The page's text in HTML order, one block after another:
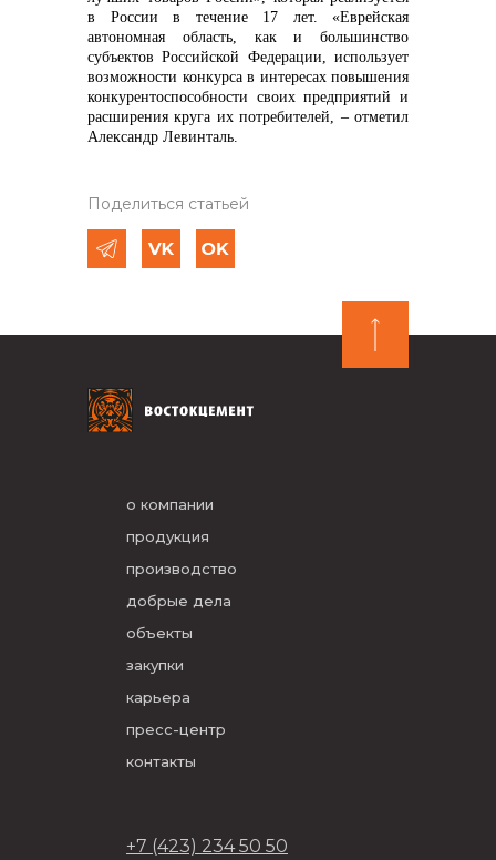
в России в течение 17 лет. «Еврейская
автономная область, как и большинство
субъектов Российской Федерации, использует
возможности конкурса в интересах повышения
конкурентоспособности своих предприятий и
расширения круга их потребителей, –отметил
Александр Левинталь.
Поделиться статьей
о компании
продукция
производство
добрые дела
объекты
закупки
карьера
пресс-центр
контакты
+7 (423) 234 50 50